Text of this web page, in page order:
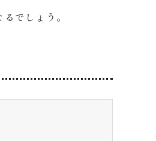
でしょう。